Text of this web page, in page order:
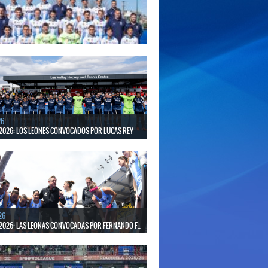
la Copa del Mundo en Países Bajos y Bélgica.
ante Estados Unidos.
LISTOS PARA DISPUTAR EL MUNDIAL 2026
de agosto, el seleccionado argentino masculino de
la Copa del Mundo en Países Bajos y Bélgica.
ante Japón.
LOS LEONES CONVOCADOS POR LUCAS REY
LAS LEONAS CONVOCADAS POR FERNANDO F...